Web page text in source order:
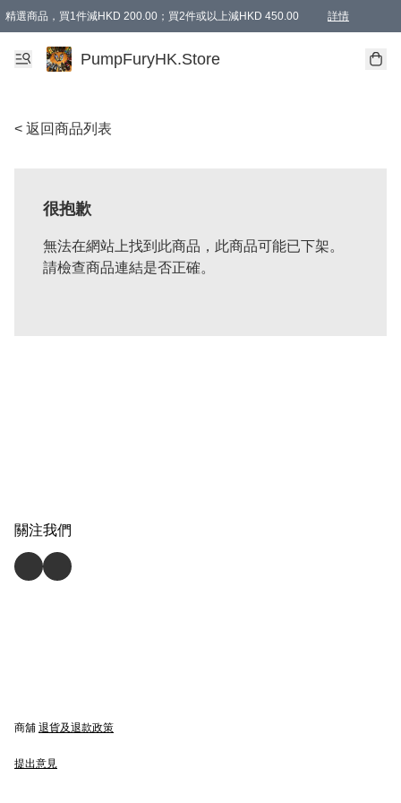
精選商品，買1件減HKD 200.00；買2件或以上減HKD 450.00 詳情
AAPE商品,會員專享9折或以上（按會員等級）AAPE products, members can
精選商品，任選買2件或以上減HKD 100.00
購物滿 HKD 800.00即享免運費優惠！（適用於 特定的送貨方式 )
PumpFuryHK.Store
< 返回商品列表
很抱歉
無法在網站上找到此商品，此商品可能已下架。
請檢查商品連結是否正確。
關注我們
商舖 退貨及退款政策
提出意見